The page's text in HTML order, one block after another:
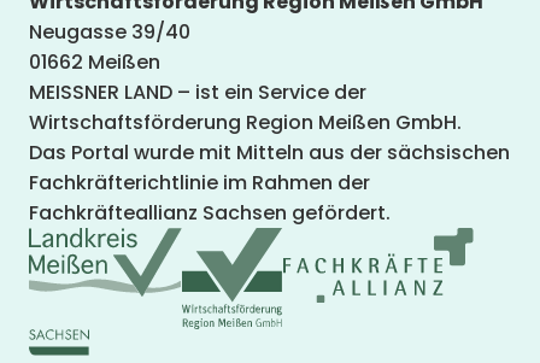
Neugasse 39/40
01662 Meißen
MEISSNER LAND – ist ein Service der
Wirtschaftsförderung Region Meißen GmbH.
Das Portal wurde mit Mitteln aus der sächsischen
Fachkräfterichtlinie im Rahmen der
Fachkräfteallianz Sachsen gefördert.